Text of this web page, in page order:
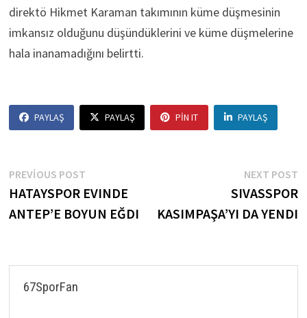
direktö Hikmet Karaman takımının küme düşmesinin
imkansız olduğunu düşündüklerini ve küme düşmelerine
hala inanamadığını belirtti.
PAYLAŞ PAYLAŞ PIN IT PAYLAŞ
Yazı
gezinmesi
PREVIOUS POSTPrevious
post:
HATAYSPOR EVINDE
ANTEP’E BOYUN EĞDI
NEXT POST
SIVASSPOR
KASIMPAŞA’YI DA YENDI
67SporFan